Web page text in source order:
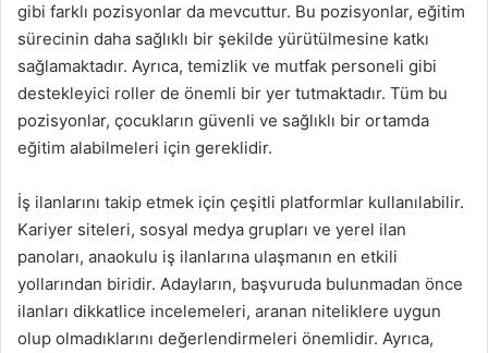
gibi farklı pozisyonlar da mevcuttur. Bu pozisyonlar, eğitim
sürecinin daha sağlıklı bir şekilde yürütülmesine katkı
sağlamaktadır. Ayrıca, temizlik ve mutfak personeli gibi
destekleyici roller de önemli bir yer tutmaktadır. Tüm bu
pozisyonlar, çocukların güvenli ve sağlıklı bir ortamda
eğitim alabilmeleri için gereklidir.
İş ilanlarını takip etmek için çeşitli platformlar kullanılabilir.
Kariyer siteleri, sosyal medya grupları ve yerel ilan
panoları, anaokulu iş ilanlarına ulaşmanın en etkili
yollarından biridir. Adayların, başvuruda bulunmadan önce
ilanları dikkatlice incelemeleri, aranan niteliklere uygun
olup olmadıklarını değerlendirmeleri önemlidir. Ayrıca,